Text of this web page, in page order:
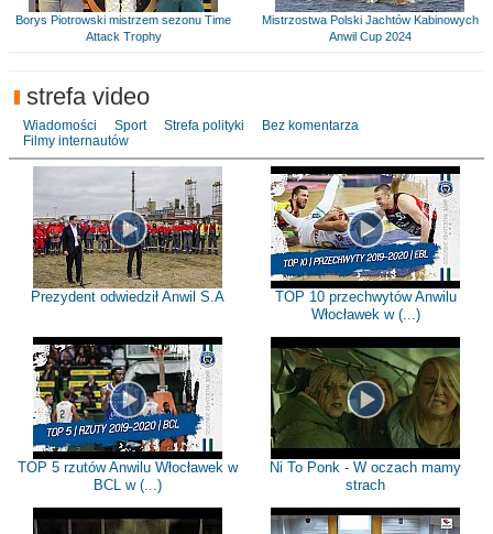
Borys Piotrowski mistrzem sezonu Time
Attack Trophy
Mistrzostwa Polski Jachtów Kabinowych
Anwil Cup 2024
strefa video
Wiadomości Sport Strefa polityki
Bez komentarza
Filmy internautów
Prezydent odwiedził Anwil S.A
TOP 10 przechwytów Anwilu
Włocławek w (...)
TOP 5 rzutów Anwilu Włocławek w
BCL w (...)
Ni To Ponk - W oczach mamy
strach